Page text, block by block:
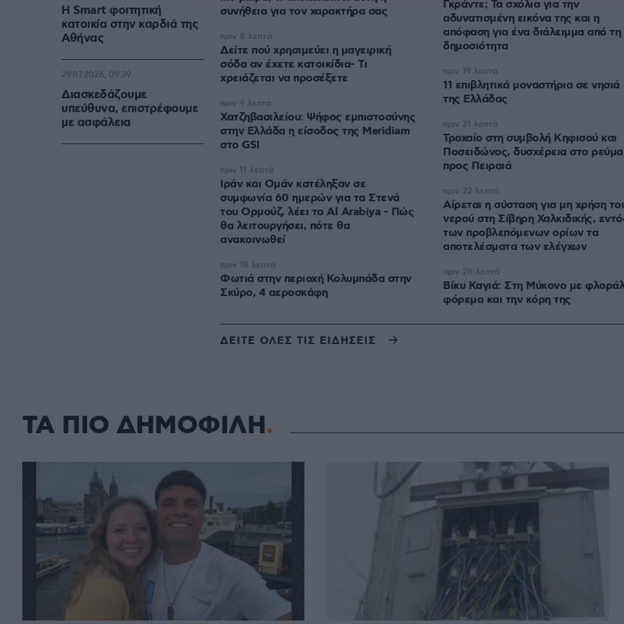
Η Smart φοιτητική
κατοικία στην καρδιά της
Αθήνας
Διασκεδάζουμε
υπεύθυνα, επιστρέφουμε
με ασφάλεια
29.07.2026, 09:39
συνήθεια για τον χαρακτήρα σας
Δείτε πού χρησιμεύει η μαγειρική
σόδα αν έχετε κατοικίδια- Τι
χρειάζεται να προσέξετε
πριν 8 λεπτά
Χατζηβασιλείου: Ψήφος εμπιστοσύνης
στην Ελλάδα η είσοδος της Meridiam
στο GSI
πριν 9 λεπτά
Ιράν και Ομάν κατέληξαν σε
συμφωνία 60 ημερών για τα Στενά
του Ορμούζ, λέει το Al Arabiya - Πώς
θα λειτουργήσει, πότε θα
ανακοινωθεί
πριν 11 λεπτά
Φωτιά στην περιοχή Κολυμπάδα στην
Σκύρο, 4 αεροσκάφη
πριν 18 λεπτά
Γκράντε; Τα σχόλια για την
αδυνατισμένη εικόνα της και η
απόφαση για ένα διάλειμμα από τη
δημοσιότητα
11 επιβλητικά μοναστήρια σε νησιά
της Ελλάδας
πριν 19 λεπτά
Τροχαίο στη συμβολή Κηφισού και
Ποσειδώνος, δυσχέρεια στο ρεύμα
προς Πειραιά
πριν 21 λεπτά
Αίρεται η σύσταση για μη χρήση
νερού στη Σίβηρη Χαλκιδικής,
των προβλεπόμενων ορίων τα
αποτελέσματα των ελέγχων
πριν 22 λεπτά
Βίκυ Καγιά: Στη Μύκονο με φλοράλ
φόρεμα και την κόρη της
πριν 28 λεπτά
ΔΕΙΤΕ ΟΛΕΣ ΤΙΣ ΕΙΔΗΣΕΙΣ
ΤΑ ΠΙΟ ΔΗΜΟΦΙΛΗ